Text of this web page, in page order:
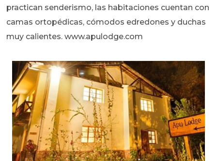
practican senderismo, las habitaciones cuentan con
camas ortopédicas, cómodos edredones y duchas
muy calientes. www.apulodge.com